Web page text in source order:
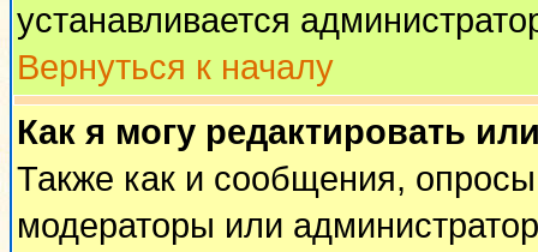
устанавливается
Вернуться к началу
Как я могу редактировать
Также как и сообщения, опросы
модераторы или